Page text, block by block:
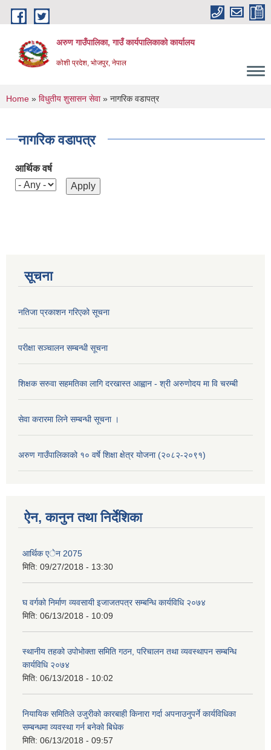
Skip to main content
अरुण गाउँपालिका, गाउँ कार्यपालिकाको कार्यालय
कोशी प्रदेश, भोजपुर, नेपाल
You are here
Home » विधुतीय शुसासन सेवा» नागरिक वडापत्र
नागरिक वडापत्र
आर्थिक वर्ष
सूचना
नतिजा प्रकाशन गरिएको सूचना
परीक्षा सञ्चालन सम्बन्धी सूचना
शिक्षक सरुवा सहमतिका लागि दरखास्त आह्वान - श्री अरुणोदय मा वि चरम्बी
सेवा करारमा लिने सम्बन्धी सूचना ।
अरुण गाउँपालिकाको १० वर्षे शिक्षा क्षेत्र योजना (२०८२-२०९१)
ऐन, कानुन तथा निर्देशिका
आर्थिक एेन 2075
मिति: 09/27/2018 - 13:30
घ वर्गको निर्माण व्यवसायी इजाजतपत्र सम्बन्धि कार्यविधि २०७४
मिति: 06/13/2018 - 10:09
स्थानीय तहको उपोभोक्ता समिति गठन, परिचालन तथा व्यवस्थापन सम्बन्धि
कार्यविधि २०७४
मिति: 06/13/2018 - 10:02
नियायिक समितिले उजुरीको कारबाही किनारा गर्दा अपनाउनुपर्ने कार्यविधिका
सम्बन्धमा व्यवस्था गर्न बनेको बिधेक
मिति: 06/13/2018 - 09:57